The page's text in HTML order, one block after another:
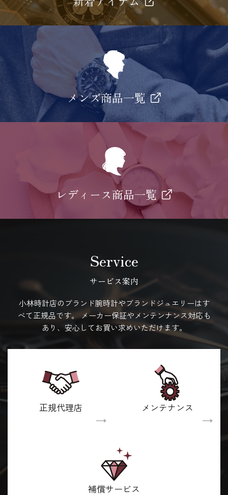
メンズ商品一覧
レディース商品一覧
Service
サービス案内
小林時計店のブランド腕時計やブランドジュエリーはす
べて正規品です。
メーカー保証やメンテンナンス対応も
あり、安心してお買い求めいただけます。
正規代理店 メンテナンス
補償サービス